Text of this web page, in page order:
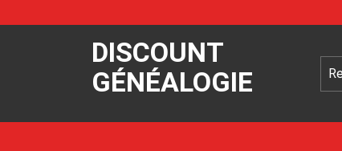
DISCOUNT
GÉNÉALOGIE